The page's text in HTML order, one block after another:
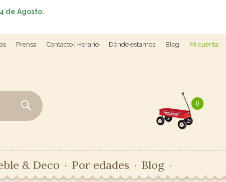
de Agosto.
Prensa Contacto | Horario Dónde estamos Blog Mi cuenta
0
& Deco Por edades
Blog